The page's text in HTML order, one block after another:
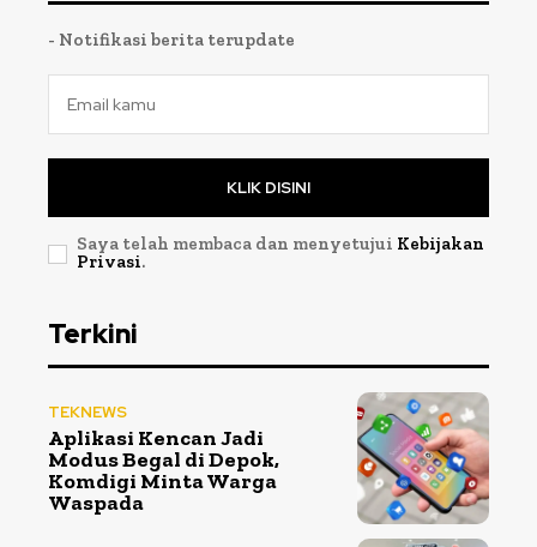
- Notifikasi berita terupdate
KLIK DISINI
Saya telah membaca dan menyetujui Kebijakan
Privasi.
Terkini
TEKNEWS
Aplikasi Kencan Jadi
Modus Begal di Depok,
Komdigi Minta Warga
Waspada